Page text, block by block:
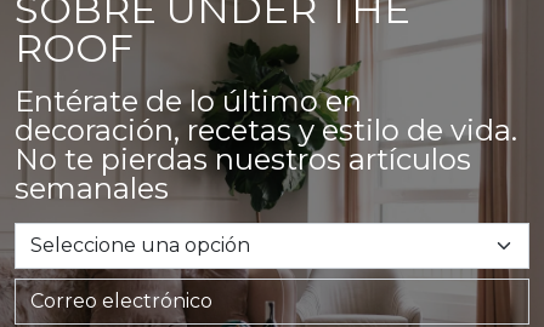
SOBRE UNDER THE
ROOF
Entérate de lo último en
decoración, recetas y estilo de vida.
No te pierdas nuestros artículos
semanales